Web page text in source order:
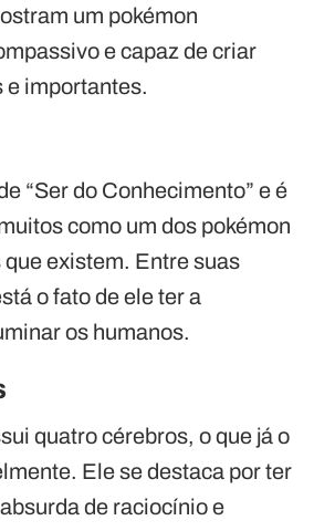
um pokémon
e capaz de criar
e importantes.
“Ser do Conhecimento” e é
como um dos pokémon
existem. Entre suas
o fato de ele ter a
os humanos.
quatro cérebros, o que já o
Ele se destaca por ter
de raciocínio e